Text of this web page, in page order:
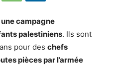
campagne
palestiniens. Ils sont
pour des chefs
pièces par l’armée